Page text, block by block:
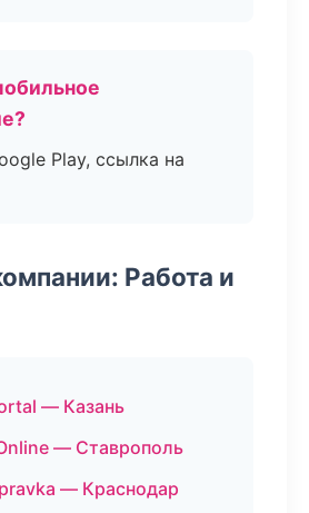
Play, ссылка на
Работа и
— Казань
— Ставрополь
— Краснодар